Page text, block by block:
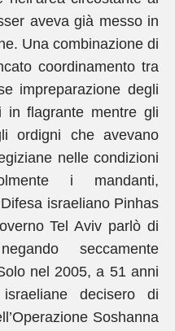
aveva già messo in
Una combinazione di
coordinamento tra
impreparazione degli
in flagrante mentre gli
ordigni che avevano
nelle condizioni
i mandanti,
israeliano Pinhas
Tel Aviv parlò di
seccamente
nel 2005, a 51 anni
decisero di
Soshanna